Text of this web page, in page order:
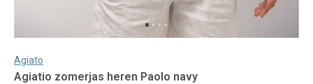
Agiato
Agiatio zomerjas heren Paolo navy